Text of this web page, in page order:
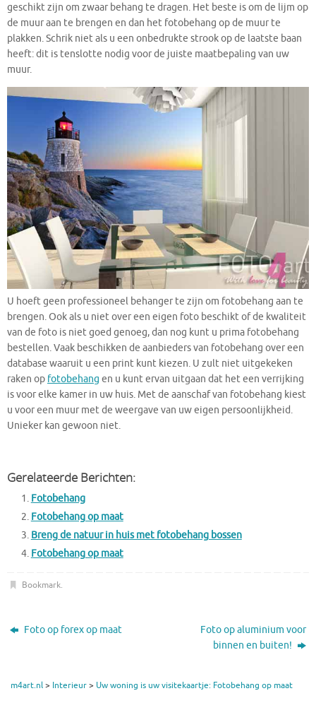
geschikt zijn om zwaar behang te dragen. Het beste is om de lijm op
de muur aan te brengen en dan het fotobehang op de muur te
plakken. Schrik niet als u een onbedrukte strook op de laatste baan
heeft: dit is tenslotte nodig voor de juiste maatbepaling van uw
muur.
U hoeft geen professioneel behanger te zijn om fotobehang aan te
brengen. Ook als u niet over een eigen foto beschikt of de kwaliteit
van de foto is niet goed genoeg, dan nog kunt u prima fotobehang
bestellen. Vaak beschikken de aanbieders van fotobehang over een
database waaruit u een print kunt kiezen. U zult niet uitgekeken
raken op fotobehang en u kunt ervan uitgaan dat het een verrijking
is voor elke kamer in uw huis. Met de aanschaf van fotobehang kiest
u voor een muur met de weergave van uw eigen persoonlijkheid.
Unieker kan gewoon niet.
Gerelateerde Berichten:
Fotobehang
Fotobehang op maat
Breng de natuur in huis met fotobehang bossen
Fotobehang op maat
Bookmark.
Foto op forex op maat
Foto op aluminium voor
binnen en buiten!
m4art.nl> Interieur> Uw woning is uw visitekaartje: Fotobehang op maat